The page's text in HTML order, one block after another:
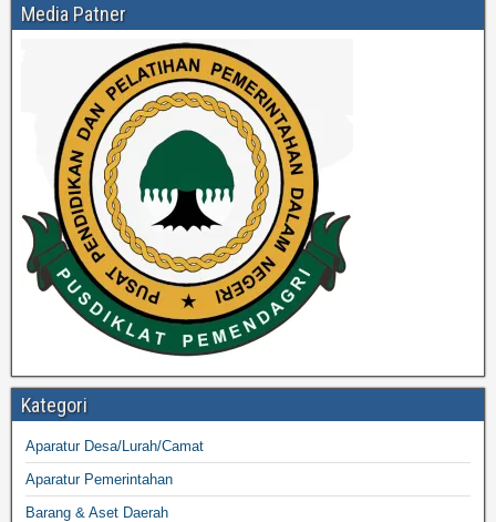
Media Patner
Kategori
Aparatur Desa/Lurah/Camat
Aparatur Pemerintahan
Barang & Aset Daerah